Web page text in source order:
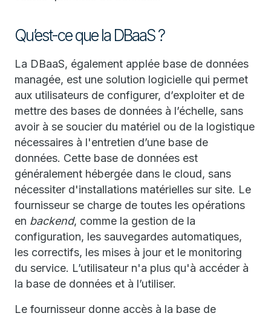
Qu’est-ce que la DBaaS ?
La DBaaS, également applée base de données
managée, est une solution logicielle qui permet
aux utilisateurs de configurer, d’exploiter et de
mettre des bases de données à l’échelle, sans
avoir à se soucier du matériel ou de la logistique
nécessaires à l'entretien d’une base de
données. Cette base de données est
généralement hébergée dans le cloud, sans
nécessiter d'installations matérielles sur site. Le
fournisseur se charge de toutes les opérations
en backend, comme la gestion de la
configuration, les sauvegardes automatiques,
les correctifs, les mises à jour et le monitoring
du service. L’utilisateur n'a plus qu'à accéder à
la base de données et à l’utiliser.
Le fournisseur donne accès à la base de